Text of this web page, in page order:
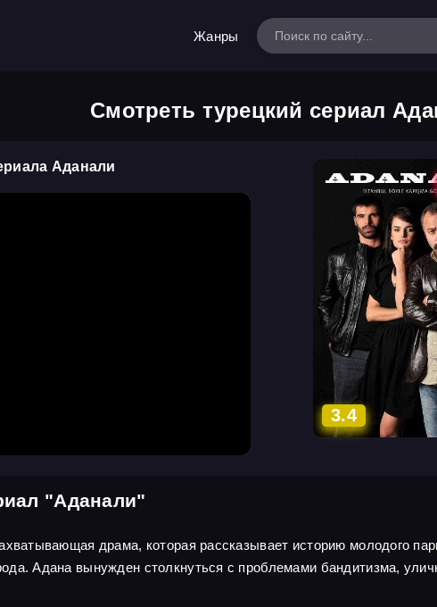
Жанры
Смотреть турецкий сериал
Аданали
3.4
"Аданали"
драма, которая рассказывает историю молодого
Адана вынужден столкнуться с проблемами бандитизма,